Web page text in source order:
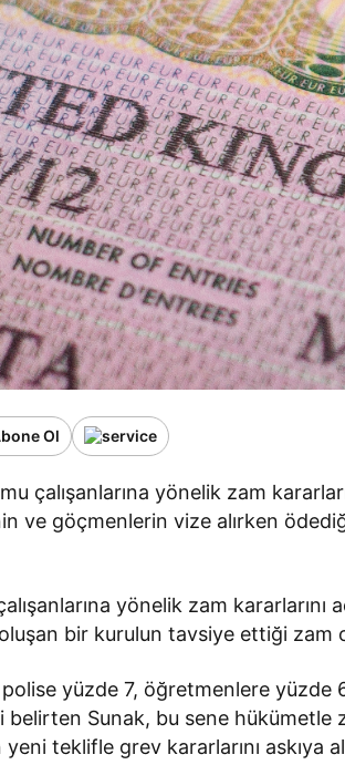
Ol
çalışanlarına yönelik zam
ve göçmenlerin vize alırken
yönelik zam kararlarını
bir kurulun tavsiye ettiği zam
yüzde 7, öğretmenlere yüzde
belirten Sunak, bu sene hükümetle
teklifle grev kararlarını askıya